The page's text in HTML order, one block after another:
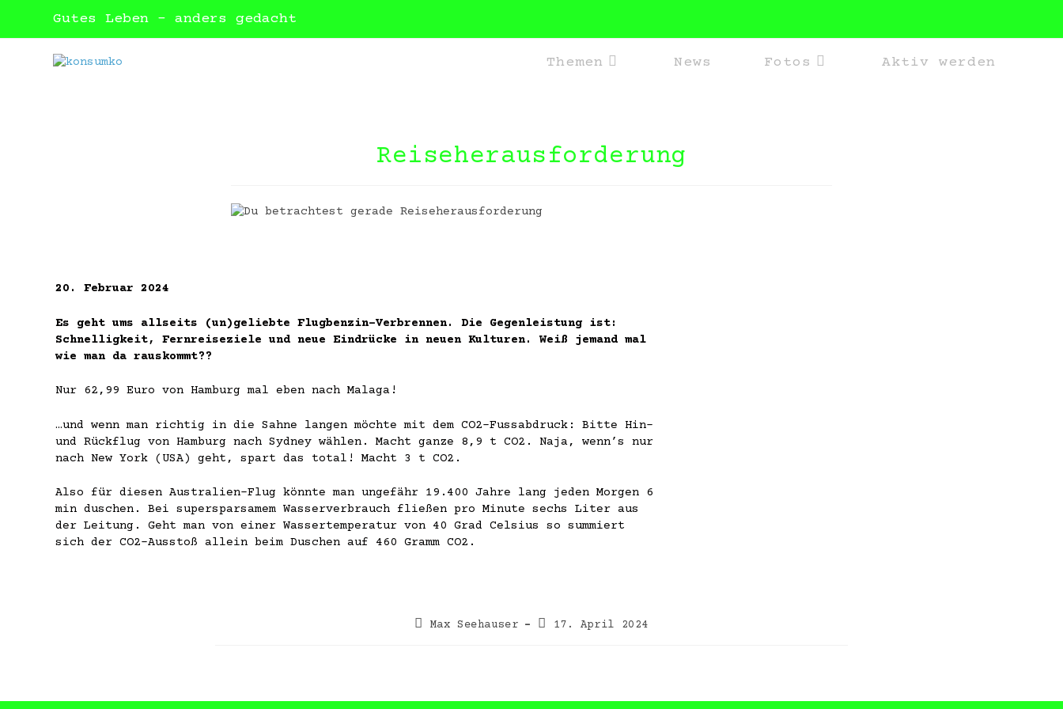
Gutes Leben – anders gedacht
Themen News Fotos Aktiv werden
Reiseherausforderung
20. Februar 2024
Es geht ums allseits (un)geliebte Flugbenzin-Verbrennen. Die Gegenleistung ist:
Schnelligkeit, Fernreiseziele und neue Eindrücke in neuen Kulturen. Weiß jemand mal
wie man da rauskommt??
Nur 62,99 Euro von Hamburg mal eben nach Malaga!
…und wenn man richtig in die Sahne langen möchte mit dem CO2-Fussabdruck: Bitte Hin-
und Rückflug von Hamburg nach Sydney wählen. Macht ganze 8,9 t CO2. Naja, wenn’s nur
nach New York (USA) geht, spart das total! Macht 3 t CO2.
Also für diesen Australien-Flug könnte man ungefähr 19.400 Jahre lang jeden Morgen 6
min duschen. Bei supersparsamem Wasserverbrauch fließen pro Minute sechs Liter aus
der Leitung. Geht man von einer Wassertemperatur von 40 Grad Celsius so summiert
sich der CO2-Ausstoß allein beim Duschen auf 460 Gramm CO2.
Max Seehauser 17. April 2024